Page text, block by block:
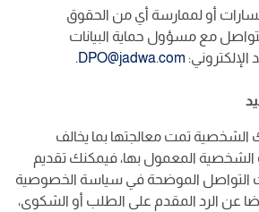
أو لممارسة أي من الحقوق
مع مسؤول حماية البيانات
الإلكتروني: DPO@jadwa.com.
الشخصية تمت معالجتها بما يخالف
الشخصية المعمول بها، فيمكنك تقديم
الموضحة في سياسة الخصوصية
عن الرد المقدم على الطلب أو الشكوى،